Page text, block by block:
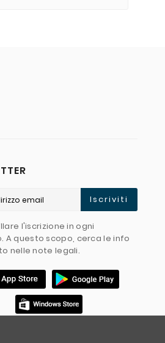
Iscriviti
l'iscrizione in ogni
A questo scopo, cerca le info
nelle note legali.